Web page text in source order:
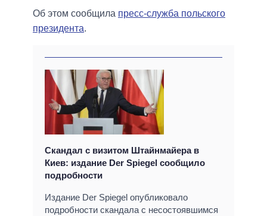
Об этом сообщила пресс-служба польского
президента.
Скандал с визитом Штайнмайера в
Киев: издание Der Spiegel сообщило
подробности
Издание Der Spiegel опубликовало
подробности скандала с несостоявшимся